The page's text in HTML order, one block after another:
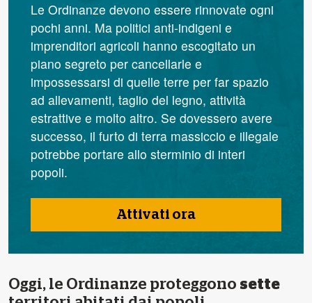
Le Ordinanze devono essere rinnovate ogni
pochi anni. Ma politici anti-indigeni e
imprenditori agricoli hanno escogitato un
piano segreto per cancellarle e
impossessarsi di quelle terre per far spazio
ad allevamenti, taglio del legno, attività
estrattive e molto altro. Se dovessero avere
successo, il furto di terra massiccio e illegale
potrebbe portare allo sterminio di interi
popoli.
Attivati ora
Oggi, le Ordinanze proteggono sette